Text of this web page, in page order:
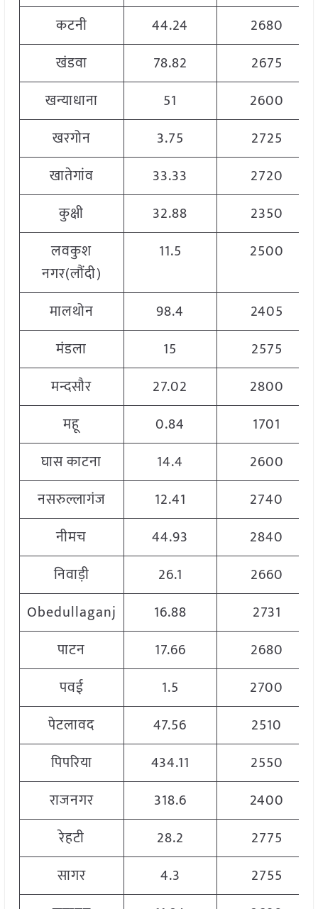
कटनी
44.24
2680
खंडवा
78.82
2675
खन्याधाना
51
2600
खरगोन
3.75
2725
खातेगांव
33.33
2720
कुक्षी
32.88
2350
लवकुश
नगर(लौंदी)
11.5 2500
मालथोन 98.4
2405
मंडला
15
2575
मन्दसौर
27.02
2800
महू
0.84
1701
घास काटना
14.4
2600
नसरुल्लागंज
12.41
2740
नीमच
44.93
2840
निवाड़ी
26.1
2660
Obedullaganj
16.88
2731
पाटन
17.66
2680
पवई
1.5
2700
पेटलावद
47.56
2510
पिपरिया
434.11
2550
राजनगर
318.6
2400
रेहटी
28.2
2775
सागर
4.3
2755